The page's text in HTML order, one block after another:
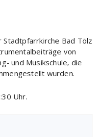
Stadtpfarrkirche Bad Tölz
von
und Musikschule, die
wurden.
Uhr.